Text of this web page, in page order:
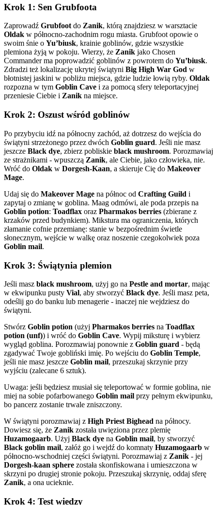
Krok 1: Sen Grubfoota
Zaprowadź Grubfootdo Zanik, którą znajdziesz w warsztacie
Oldak w północno-zachodnim rogu miasta. Grubfoot opowie o
swoim śnie o Yu’biusk, krainie goblinów, gdzie wszystkie
plemiona żyją w pokoju. Wierzy, że Zanik jako Chosen
Commander ma poprowadzić goblinów z powrotem do Yu’biusk.
Zdradzi też lokalizację ukrytej świątyni Big High War God w
błotnistej jaskini w pobliżu miejsca, gdzie ludzie łowią ryby. Oldak
rozpozna w tym Goblin Cave i za pomocą sfery teleportacyjnej
przeniesie Ciebie i Zanik na miejsce.
Krok 2: Oszust wśród goblinów
Po przybyciu idź na północny zachód, aż dotrzesz do wejścia do
świątyni strzeżonego przez dwóch Goblin guard. Jeśli nie masz
jeszcze Black dye, zbierz pobliskie black mushroom. Porozmawiaj
ze strażnikami - wpuszczą Zanik, ale Ciebie, jako człowieka, nie.
Wróć do Oldak w Dorgesh-Kaan, a skieruje Cię do Makeover
Mage.
Udaj się do Makeover Mage na północ od Crafting Guild i
zapytaj o zmianę w goblina. Maag odmówi, ale poda przepis na
Goblin potion: Toadflax oraz Pharmakos berries (zbierane z
krzaków przed budynkiem). Mikstura ma ograniczenia, których
złamanie cofnie przemianę: stanie w bezpośrednim świetle
słonecznym, wejście w walkę oraz noszenie czegokolwiek poza
Goblin mail.
Krok 3: Świątynia plemion
Jeśli masz black mushroom, użyj go na Pestle and mortar, mając
w ekwipunku pusty Vial, aby stworzyć Black dye. Jeśli masz peta,
odeślij go do banku lub menagerie - inaczej nie wejdziesz do
świątyni.
Stwórz Goblin potion (użyj Pharmakos berries na Toadflax
potion (unf)) i wróć do Goblin Cave. Wypij miksturę i wybierz
wygląd goblina. Porozmawiaj ponownie z Goblin guard - będą
zgadywać Twoje gobliński imię. Po wejściu do Goblin Temple,
jeśli nie masz jeszcze Goblin mail, przeszukaj skrzynie przy
wyjściu (zalecane 6 sztuk).
Uwaga: jeśli będziesz musiał się teleportować w formie goblina, nie
miej na sobie pofarbowanego Goblin mail przy pełnym ekwipunku,
bo pancerz zostanie trwale zniszczony.
W świątyni porozmawiaj z High Priest Bighead na północy.
Dowiesz się, że Zanik została uwięziona przez plemię
Huzamogaarb. Użyj Black dye na Goblin mail, by stworzyć
Black goblin mail, załóż go i wejdź do komnaty Huzamogaarb w
północno-wschodniej części świątyni. Porozmawiaj z Zanik - jej
Dorgesh-kaan sphere została skonfiskowana i umieszczona w
skrzyni po drugiej stronie pokoju. Przeszukaj skrzynię, oddaj sferę
Zanik, a ona ucieknie.
Krok 4: Test wiedzy